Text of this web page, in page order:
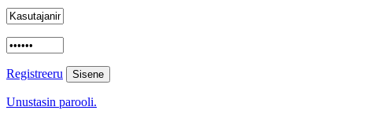
Registreeru
Unustasin parooli.